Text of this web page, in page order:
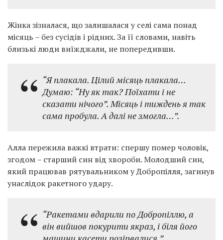
Жінка зізналася, що залишалася у селі сама понад
місяць – без сусідів і рідних. За її словами, навіть
близькі люди виїжджали, не попередивши.
“Я плакала. Цілий місяць плакала…
Думаю: “Ну як так? Поїхати і не
сказати нічого”. Місяць і тиждень я так
сама пробула. А далі не змогла…”.
Алла пережила важкі втрати: спершу помер чоловік,
згодом – старший син від хвороби. Молодший син,
який працював рятувальником уДобропілля, загинув
унаслідок ракетного удару.
“Ракетами вдарили по Добропіллю, а
він вийшов покурити якраз, і біля його